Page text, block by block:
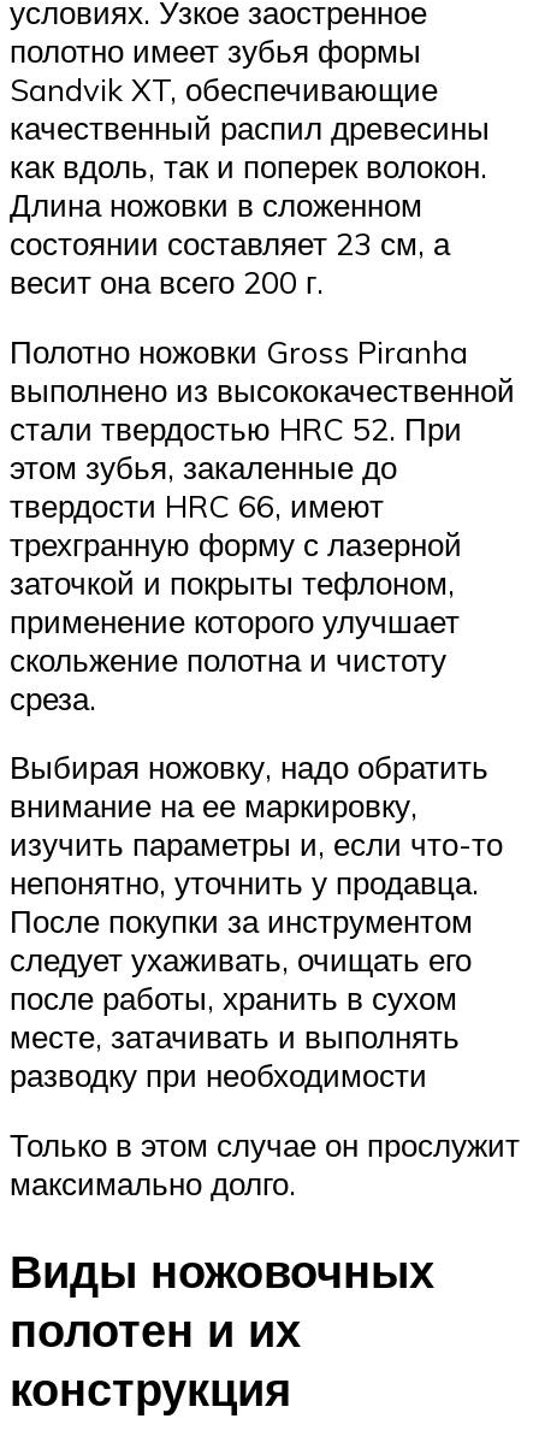
условиях. Узкое заостренное
полотно имеет зубья формы
Sandvik XT, обеспечивающие
качественный распил древесины
как вдоль, так и поперек волокон.
Длина ножовки в сложенном
состоянии составляет 23 см, а
весит она всего 200 г.
Полотно ножовки Gross Piranha
выполнено из высококачественной
стали твердостью HRC 52. При
этом зубья, закаленные до
твердости HRC 66, имеют
трехгранную форму с лазерной
заточкой и покрыты тефлоном,
применение которого улучшает
скольжение полотна и чистоту
среза.
Выбирая ножовку, надо обратить
внимание на ее маркировку,
изучить параметры и, если что-то
непонятно, уточнить у продавца.
После покупки за инструментом
следует ухаживать, очищать его
после работы, хранить в сухом
месте, затачивать и выполнять
разводку при необходимости
Только в этом случае он прослужит
максимально долго.
Виды ножовочных
полотен и их
конструкция